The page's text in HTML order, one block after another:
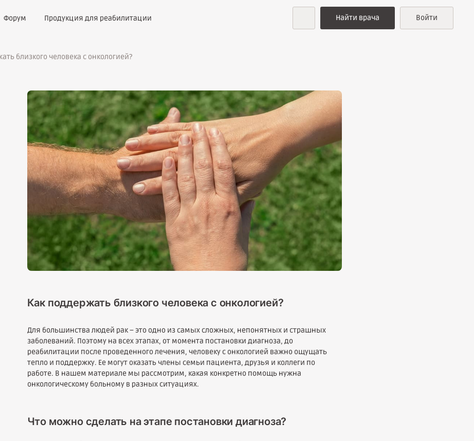
Форум Продукция для реабилитации Найти врача Войти
близкого человека с онкологией?
Как поддержать близкого человека с онкологией?
Для большинства людей рак – это одно из самых сложных, непонятных и страшных
заболеваний. Поэтому на всех этапах, от момента постановки диагноза, до
реабилитации после проведенного лечения, человеку с онкологией важно ощущать
тепло и поддержку. Ее могут оказать члены семьи пациента, друзья и коллеги по
работе. В нашем материале мы рассмотрим, какая конкретно помощь нужна
онкологическому больному в разных ситуациях.
Что можно сделать на этапе постановки диагноза?